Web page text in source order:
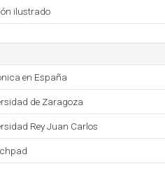
ilustrado
en España
de Zaragoza
Rey Juan Carlos